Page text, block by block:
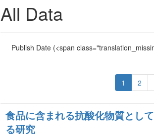
All Data
Publish Date(<span
1 2
食品に含まれる抗酸化物質とし
る研究